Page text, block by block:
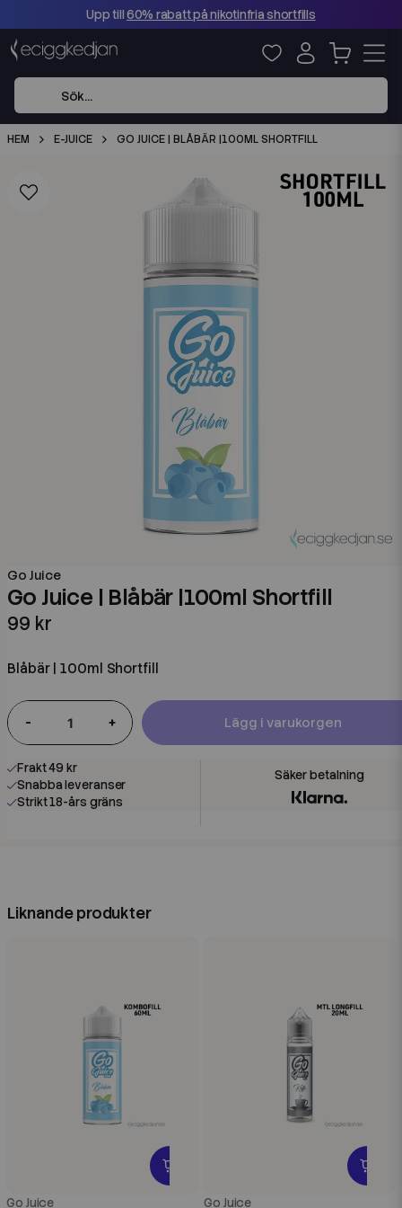
Upp till60% rabatt på nikotinfria shortfills
HEM E-JUICE GO JUICE | BLÅBÄR |100ML SHORTFILL
Go Juice
Go Juice | Blåbär |100ml Shortfill
99 kr
Blåbär | 100ml Shortfill
- + Lägg i varukorgen
Frakt 49 kr
Snabba leveranser
Strikt 18-års gräns
Liknande produkter
Go Juice Go Juice